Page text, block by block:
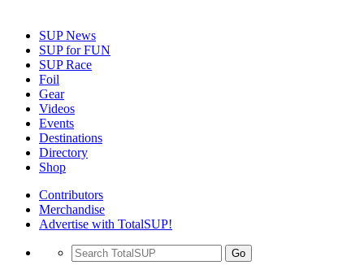
SUP News
SUP for FUN
SUP Race
Foil
Gear
Videos
Events
Destinations
Directory
Shop
Contributors
Merchandise
Advertise with TotalSUP!
Go